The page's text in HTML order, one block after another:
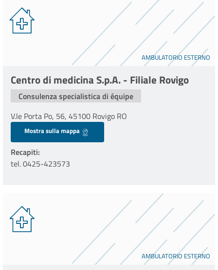
AMBULATORIO ESTERNO
Centro di medicina S.p.A. - Filiale Rovigo
Consulenza specialistica di équipe
V.le Porta Po, 56, 45100 Rovigo RO
Mostra sulla mappa
Recapiti
tel. 0425-423573
AMBULATORIO ESTERNO